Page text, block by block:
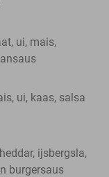
ui, mais,
ui, kaas, salsa
ijsbergsla,
burgersaus